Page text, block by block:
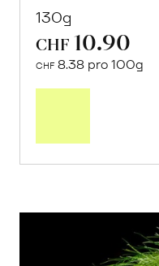
130g
CHF 10.90
CHF 8.38 pro 100g